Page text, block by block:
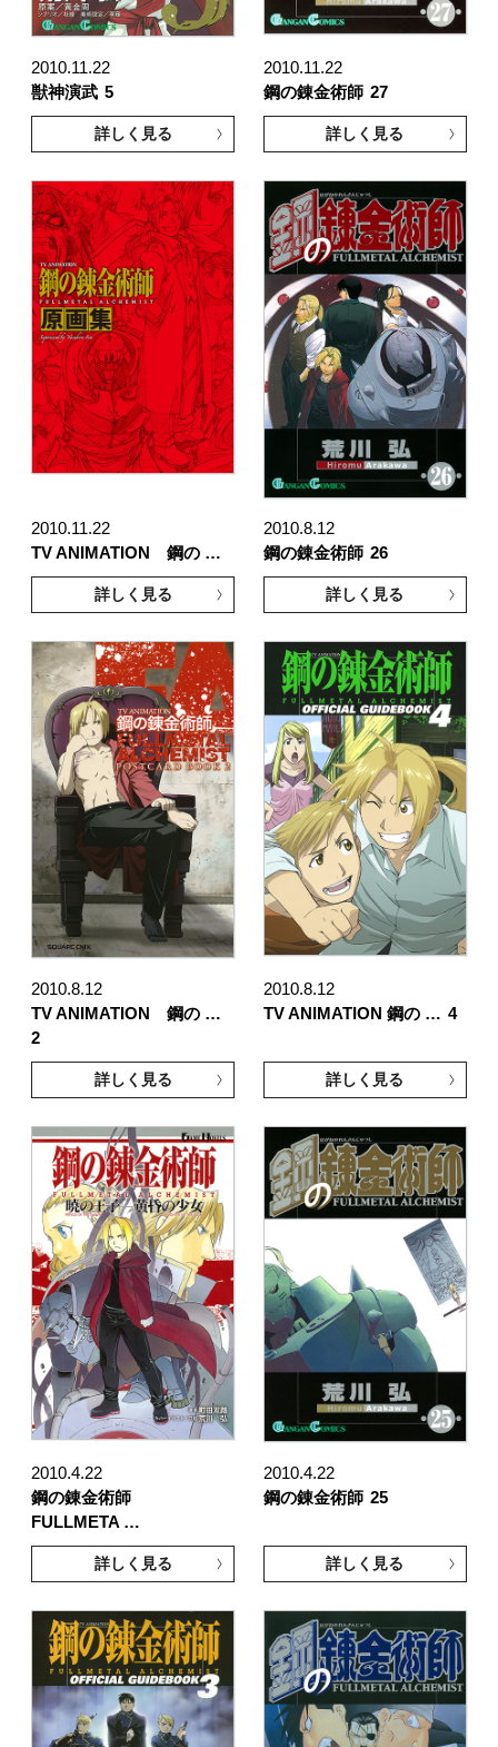
2010.11.22
獣神演武 5
詳しく見る
2010.11.22
鋼の錬金術師 27
詳しく見る
2010.11.22
TV ANIMATION 鋼の …
詳しく見る
2010.8.12
鋼の錬金術師 26
詳しく見る
2010.8.12
TV ANIMATION 鋼の …
2
詳しく見る
2010.8.12
TV ANIMATION 鋼の … 4
詳しく見る
2010.4.22
鋼の錬金術師
FULLMETA …
詳しく見る
2010.4.22
鋼の錬金術師 25
詳しく見る